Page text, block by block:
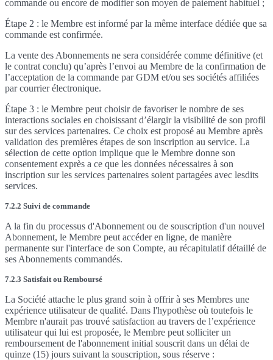
commande ou encore de modifier son moyen de paiement habituel ;
Étape 2 : le Membre est informé par la même interface dédiée que sa
commande est confirmée.
La vente des Abonnements ne sera considérée comme définitive (et
le contrat conclu) qu’après l’envoi au Membre de la confirmation de
l’acceptation de la commande par GDM et/ou ses sociétés affiliées
par courrier électronique.
Étape 3 : le Membre peut choisir de favoriser le nombre de ses
interactions sociales en choisissant d’élargir la visibilité de son profil
sur des services partenaires. Ce choix est proposé au Membre après
validation des premières étapes de son inscription au service. La
sélection de cette option implique que le Membre donne son
consentement exprès a ce que les données nécessaires à son
inscription sur les services partenaires soient partagées avec lesdits
services.
7.2.2 Suivi de commande
A la fin du processus d'Abonnement ou de souscription d'un nouvel
Abonnement, le Membre peut accéder en ligne, de manière
permanente sur l'interface de son Compte, au récapitulatif détaillé de
ses Abonnements commandés.
7.2.3 Satisfait ou Remboursé
La Société attache le plus grand soin à offrir à ses Membres une
expérience utilisateur de qualité. Dans l'hypothèse où toutefois le
Membre n'aurait pas trouvé satisfaction au travers de l’expérience
utilisateur qui lui est proposée, le Membre peut solliciter un
remboursement de l'abonnement initial souscrit dans un délai de
quinze (15) jours suivant la souscription, sous réserve :